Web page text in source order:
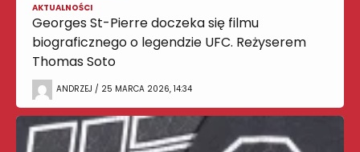
AKTUALNOŚCI
Georges St-Pierre doczeka się filmu
biograficznego o legendzie UFC. Reżyserem
Thomas Soto
ANDRZEJ / 25 MARCA 2026, 14:34